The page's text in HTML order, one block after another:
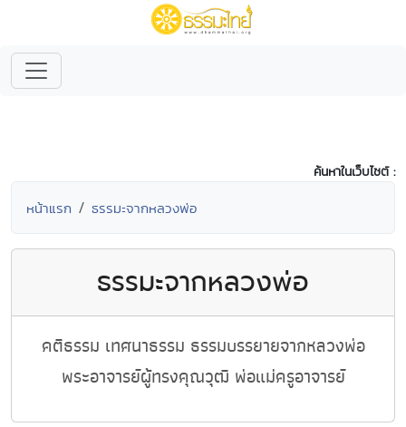
ค้นหาในเว็บไซต์ :
หน้าแรก ธรรมะจากหลวงพ่อ
ธรรมะจากหลวงพ่อ
คติธรรม เทศนาธรรม ธรรมบรรยายจากหลวงพ่อ
พระอาจารย์ผู้ทรงคุณวุฒิ พ่อแม่ครูอาจารย์